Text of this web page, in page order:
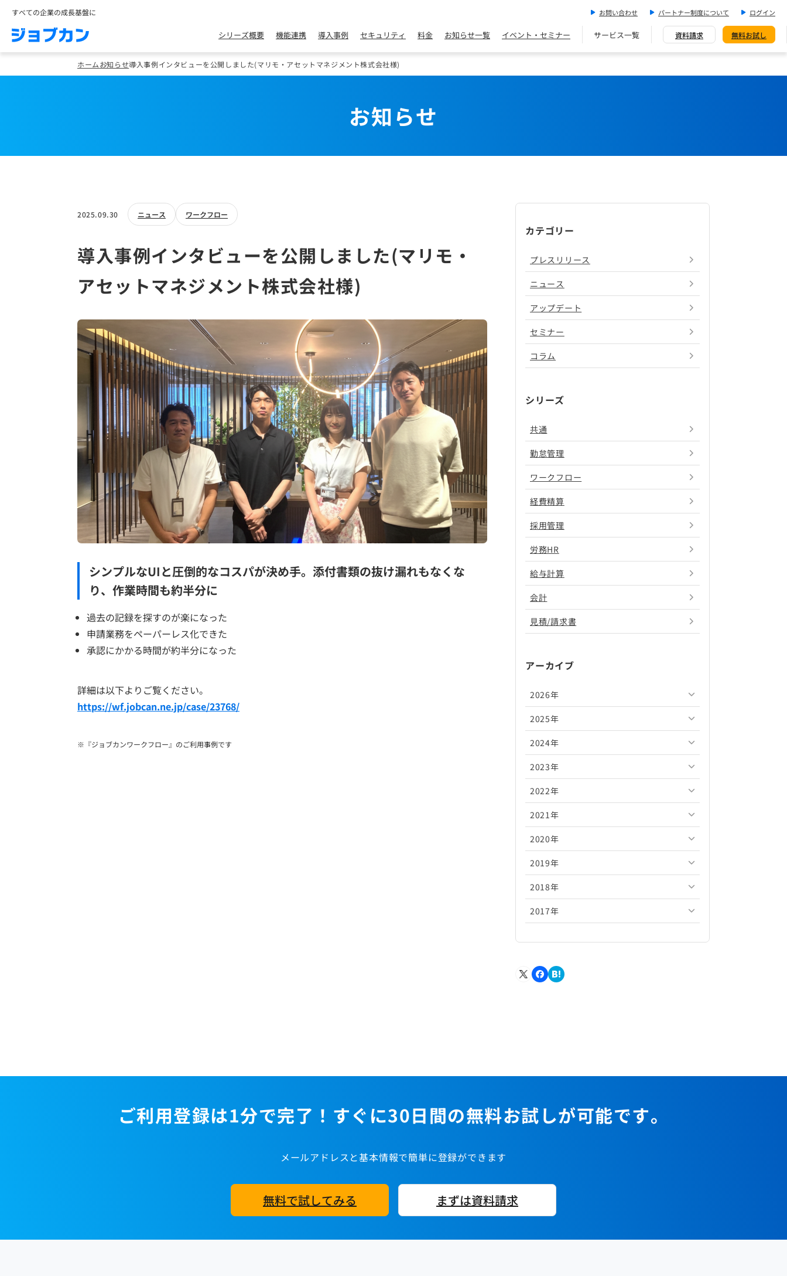
すべての企業の成長基盤に お問い合わせ パートナー制度について ログイン
シリーズ概要 機能連携 導入事例 セキュリティ 料金 お知らせ一覧 イベント・セミナー サービス一覧 資料請求 無料お試し
ホームお知らせ導入事例インタビューを公開しました(マリモ・アセットマネジメント株式会社様)
お知らせ
2025.09.30 ニュース ワークフロー
導入事例インタビューを公開しました(マリモ・
アセットマネジメント株式会社様)
シンプルなUIと圧倒的なコスパが決め手。添付書類の抜け漏れもなくな
り、作業時間も約半分に
過去の記録を探すのが楽になった
申請業務をペーパーレス化できた
承認にかかる時間が約半分になった
詳細は以下よりご覧ください。
https://wf.jobcan.ne.jp/case/23768/
※『ジョブカンワークフロー』のご利用事例です
カテゴリー
プレスリリース
ニュース
アップデート
セミナー
コラム
シリーズ
共通
勤怠管理
ワークフロー
経費精算
採用管理
労務HR
給与計算
会計
見積/請求書
アーカイブ
2026年
2026年8月
2026年7月
2026年6月
2026年5月
2026年4月
2026年3月
2026年2月
2026年1月
2025年
2025年12月
2025年11月
2025年10月
2025年9月
2025年8月
2025年7月
2025年6月
2025年5月
2025年2月
2024年
2024年12月
2024年11月
2024年10月
2024年9月
2024年8月
2024年7月
2024年6月
2024年3月
2023年
2023年12月
2023年11月
2023年10月
2023年9月
2023年8月
2023年7月
2023年4月
2022年
2022年12月
2022年11月
2022年10月
2022年9月
2022年8月
2022年5月
2022年1月
2021年
2021年12月
2021年11月
2021年10月
2021年9月
2021年6月
2021年2月
2020年
2020年12月
2020年11月
2020年10月
2020年7月
2020年3月
2020年1月
2019年
2019年12月
2019年11月
2019年8月
2019年4月
2019年2月
2018年
2018年12月
2018年9月
2018年5月
2018年3月
2017年
2017年10月
2017年6月
2017年4月
ご利用登録は1分で完了！すぐに30日間の無料お試しが可能です。
メールアドレスと基本情報で簡単に登録ができます
無料で試してみる まずは資料請求